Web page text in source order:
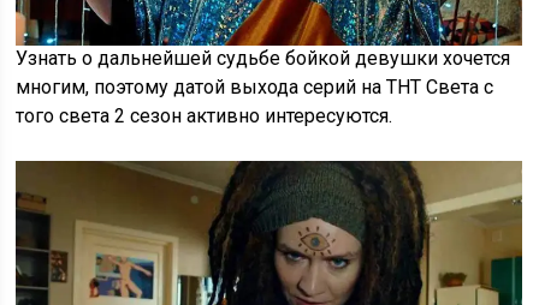
Узнать о дальнейшей судьбе бойкой девушки хочется
многим, поэтому датой выхода серий на ТНТ Света с
того света 2 сезон активно интересуются.